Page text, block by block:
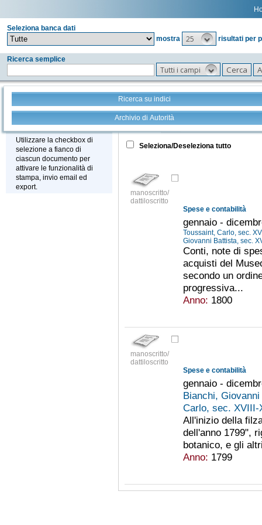
Seleziona banca dati
mostra
25 risultati per
Ricerca semplice
Tutti i campi
Ricerca su indici
Archivio di Autorità
Stampa - Email - Export
Utilizzare la checkbox di
selezione a fianco di
ciascun documento per
attivare le funzionalità di
stampa, invio email ed
export.
Tutto +
Seleziona/Deseleziona tutto
manoscritto/
dattiloscritto
Spese e contabilità
gennaio -
Toussaint, Carlo, sec.
Giovanni Battista, sec.
Conti, note di
acquisti del
secondo un
progressiva...
Anno: 1800
manoscritto/
dattiloscritto
Spese e contabilità
gennaio -
Bianchi,
Carlo, sec.
All'inizio della
dell'anno 1799",
botanico, e gli
Anno: 1799